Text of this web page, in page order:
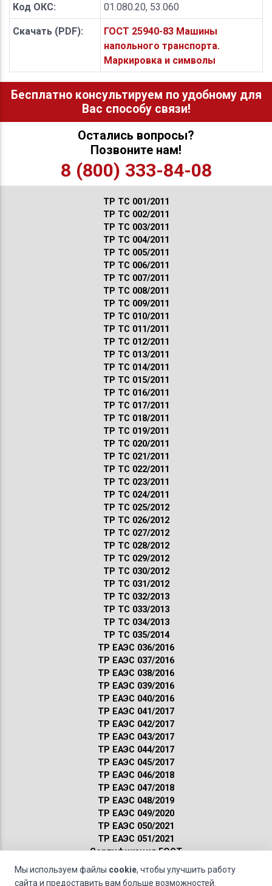
Код ОКС: 01.080.20, 53.060
Скачать (PDF):
ГОСТ 25940-83 Машины
напольного транспорта.
Маркировка и символы
Бесплатно консультируем по удобному для
Вас способу связи!
Остались вопросы?
Позвоните нам!
8 (800) 333-84-08
ТР ТС 001/2011
ТР ТС 002/2011
ТР ТС 003/2011
ТР ТС 004/2011
ТР ТС 005/2011
ТР ТС 006/2011
ТР ТС 007/2011
ТР ТС 008/2011
ТР ТС 009/2011
ТР ТС 010/2011
ТР ТС 011/2011
ТР ТС 012/2011
ТР ТС 013/2011
ТР ТС 014/2011
ТР ТС 015/2011
ТР ТС 016/2011
ТР ТС 017/2011
ТР ТС 018/2011
ТР ТС 019/2011
ТР ТС 020/2011
ТР ТС 021/2011
ТР ТС 022/2011
ТР ТС 023/2011
ТР ТС 024/2011
ТР ТС 025/2012
ТР ТС 026/2012
ТР ТС 027/2012
ТР ТС 028/2012
ТР ТС 029/2012
ТР ТС 030/2012
ТР ТС 031/2012
ТР ТС 032/2013
ТР ТС 033/2013
ТР ТС 034/2013
ТР ТС 035/2014
ТР ЕАЭС 036/2016
ТР ЕАЭС 037/2016
ТР ЕАЭС 038/2016
ТР ЕАЭС 039/2016
ТР ЕАЭС 040/2016
ТР ЕАЭС 041/2017
ТР ЕАЭС 042/2017
ТР ЕАЭС 043/2017
ТР ЕАЭС 044/2017
ТР ЕАЭС 045/2017
ТР ЕАЭС 046/2018
ТР ЕАЭС 047/2018
ТР ЕАЭС 048/2019
ТР ЕАЭС 049/2020
ТР ЕАЭС 050/2021
ТР ЕАЭС 051/2021
Сертификация ГОСТ
Санитарные нормы
Пожарные нормы
Мы используем файлы cookie, чтобы улучшить работу
сайта и предоставить вам больше возможностей.